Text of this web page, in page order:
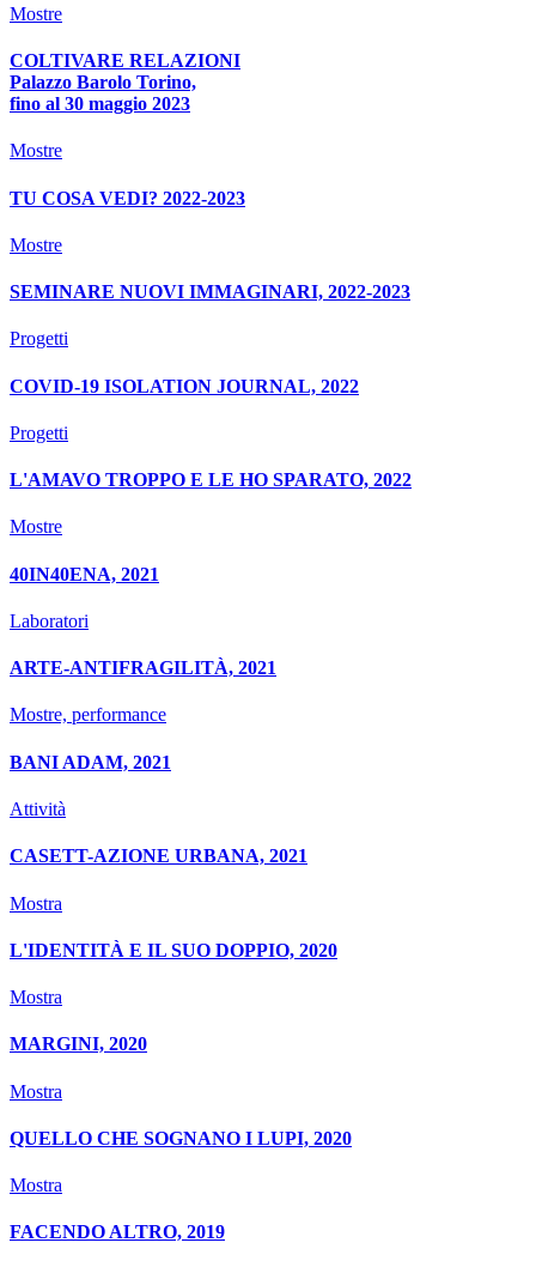
Mostre
COLTIVARE RELAZIONI
Palazzo Barolo Torino,
fino al 30 maggio 2023
Mostre
TU COSA VEDI? 2022-2023
Mostre
SEMINARE NUOVI IMMAGINARI, 2022-2023
Progetti
COVID-19 ISOLATION JOURNAL, 2022
Progetti
L'AMAVO TROPPO E LE HO SPARATO, 2022
Mostre
40IN40ENA, 2021
Laboratori
ARTE-ANTIFRAGILITÀ, 2021
Mostre, performance
BANI ADAM, 2021
Attività
CASETT-AZIONE URBANA, 2021
Mostra
L'IDENTITÀ E IL SUO DOPPIO, 2020
Mostra
MARGINI, 2020
Mostra
QUELLO CHE SOGNANO I LUPI, 2020
Mostra
FACENDO ALTRO, 2019